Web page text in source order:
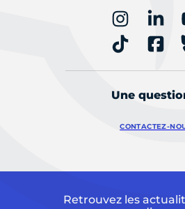
Une
CONTACTEZ-
Retrouvez les